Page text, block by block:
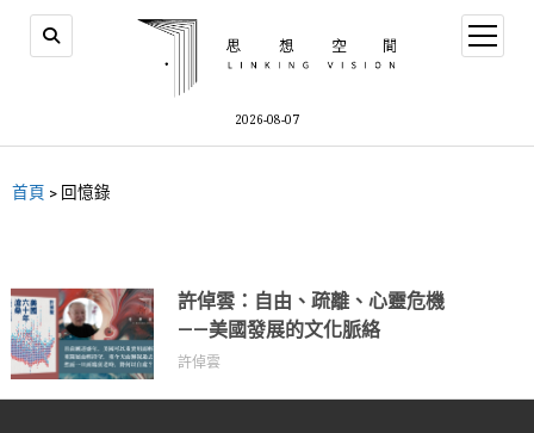
2026-08-07
首頁 > 回憶錄
許倬雲：自由、疏離、心靈危機
——美國發展的文化脈絡
許倬雲